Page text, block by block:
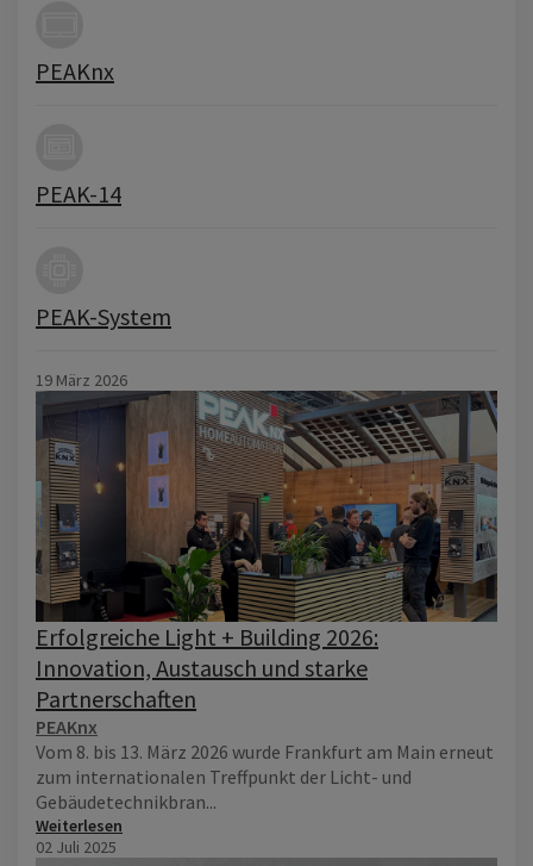
PEAKnx
PEAK-14
PEAK-System
19 März 2026
Erfolgreiche Light + Building 2026:
Innovation, Austausch und starke
Partnerschaften
PEAKnx
Vom 8. bis 13. März 2026 wurde Frankfurt am Main erneut
zum internationalen Treffpunkt der Licht- und
Gebäudetechnikbran...
Weiterlesen
02 Juli 2025